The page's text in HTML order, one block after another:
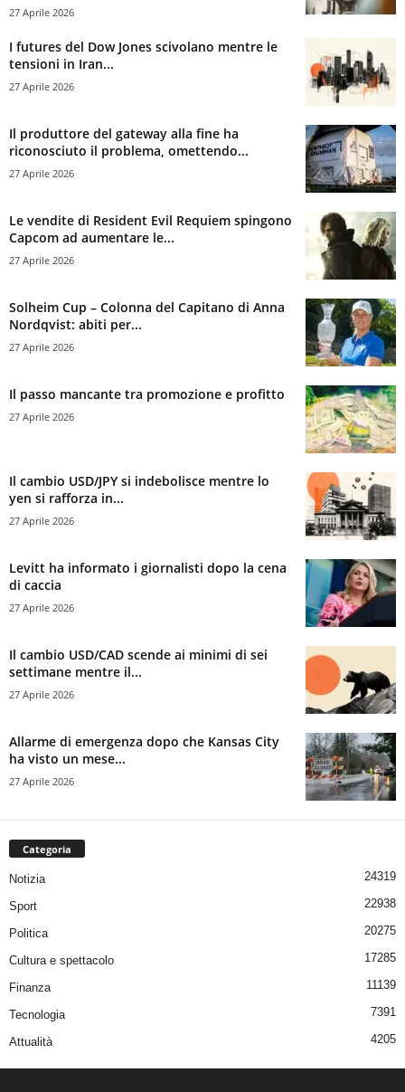
27 Aprile 2026
I futures del Dow Jones scivolano mentre le
tensioni in Iran...
27 Aprile 2026
Il produttore del gateway alla fine ha
riconosciuto il problema, omettendo...
27 Aprile 2026
Le vendite di Resident Evil Requiem spingono
Capcom ad aumentare le...
27 Aprile 2026
Solheim Cup – Colonna del Capitano di Anna
Nordqvist: abiti per...
27 Aprile 2026
Il passo mancante tra promozione e profitto
27 Aprile 2026
Il cambio USD/JPY si indebolisce mentre lo
yen si rafforza in...
27 Aprile 2026
Levitt ha informato i giornalisti dopo la cena
di caccia
27 Aprile 2026
Il cambio USD/CAD scende ai minimi di sei
settimane mentre il...
27 Aprile 2026
Allarme di emergenza dopo che Kansas City
ha visto un mese...
27 Aprile 2026
Categoria
Notizia 24319
Sport 22938
Politica 20275
Cultura e spettacolo 17285
Finanza 11139
Tecnologia 7391
Attualità 4205